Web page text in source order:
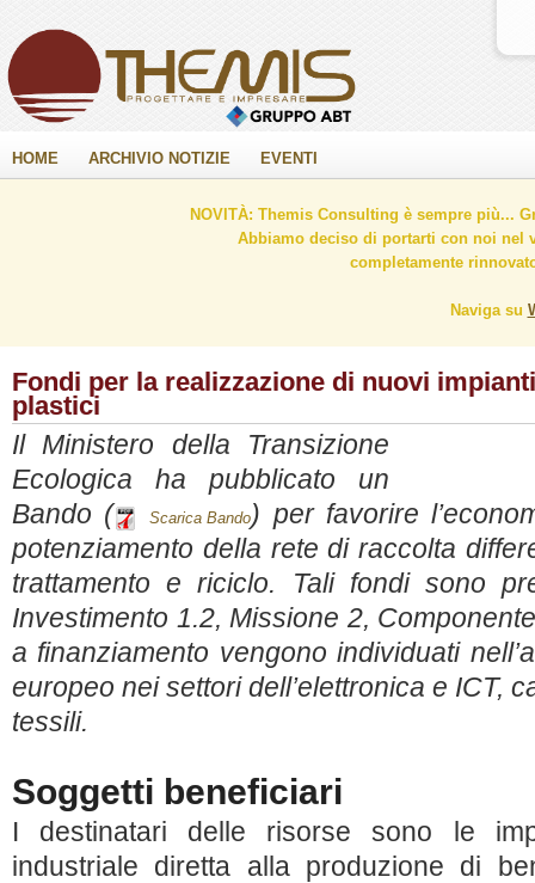
HOME ARCHIVIO NOTIZIE EVENTI
NOVITÀ: Themis Consulting è sempre più...
Abbiamo deciso di portarti con noi nel
completamente
Naviga su
Fondi per la realizzazione di nuovi
plastici
Il Ministero della Transizione
Ecologica ha pubblicato un
Bando (
Scarica Bando) per favorire
potenziamento della rete di raccolta
trattamento e riciclo. Tali fondi sono
Investimento 1.2, Missione 2,
a finanziamento vengono individuati
europeo nei settori dell’elettronica e ICT,
tessili.
Soggetti beneficiari
I destinatari delle risorse sono le
industriale diretta alla produzione di